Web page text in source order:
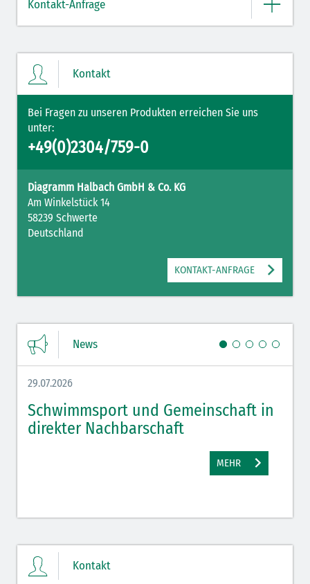
ZUM MERKZETTEL
Kontakt-Anfrage
Mit Ihrer PLZ erreicht Ihre Nachricht direkt den für Sie zuständigen
Ich habe die
elektronisch erhoben und gespeichert werden.
*Pflichtfelder
SENDEN
Kontakt
Bei Fragen zu unseren Produkten erreichen Sie uns
unter:
+49(0)2304/759-0
Diagramm Halbach GmbH & Co. KG
Am Winkelstück 14
58239 Schwerte
Deutschland
KONTAKT-ANFRAGE
News
29.07.2026
Schwimmsport und Gemeinschaft in
direkter Nachbarschaft
MEHR
Kontakt